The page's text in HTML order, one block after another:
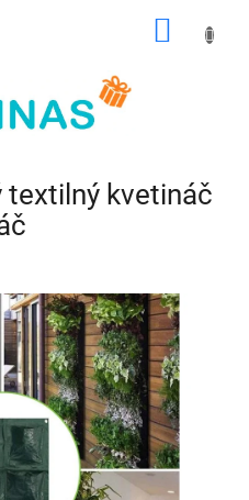
textilný kvetináč